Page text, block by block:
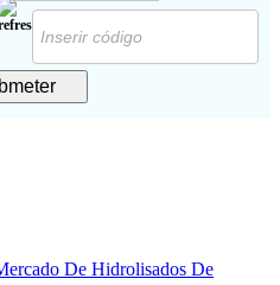
De Hidrolisados ​​De